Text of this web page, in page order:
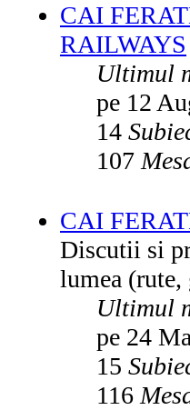
CAI
RAILWAYS
Ultimul
pe 12
14
107
CAI
Discutii si
lumea (rute,
Ultimul
pe 24
15
116